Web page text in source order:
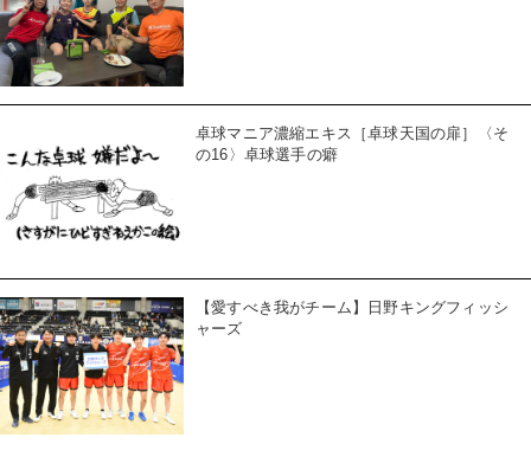
卓球マニア濃縮エキス［卓球天国の扉］〈そ
の16〉卓球選手の癖
【愛すべき我がチーム】日野キングフィッシ
ャーズ